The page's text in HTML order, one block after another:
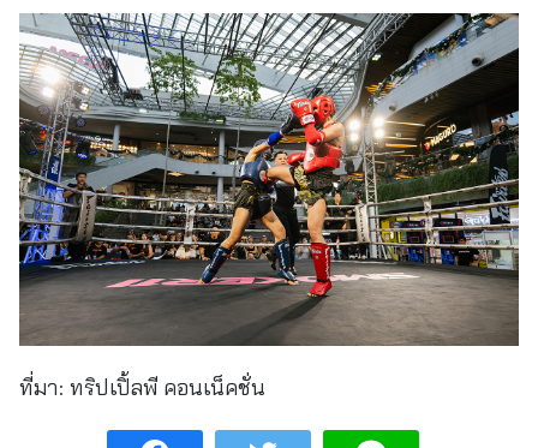
ที่มา: ทริปเปิ้ลพี คอนเน็คชั่น